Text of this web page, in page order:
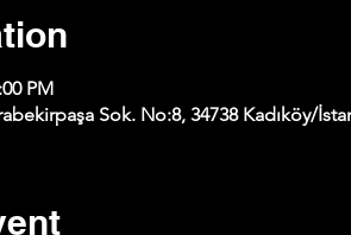
PM
Sok. No:8, 34738 Kadıköy/